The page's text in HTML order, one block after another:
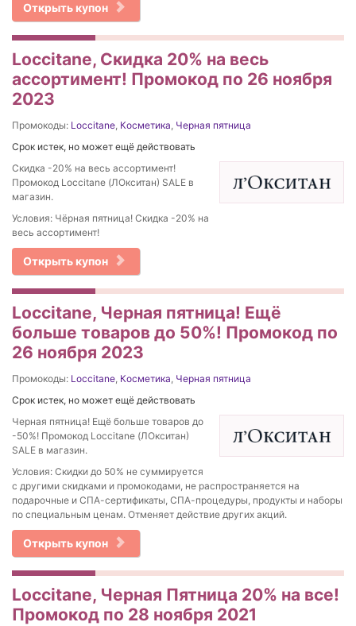
Открыть купон
Loccitane, Скидка 20% на весь
ассортимент! Промокод по 26 ноября
2023
Промокоды: Loccitane, Косметика, Черная пятница
Срок истек, но может ещё действовать
Скидка -20% на весь ассортимент!
Промокод Loccitane (ЛОкситан) SALE в
магазин.
Условия: Чёрная пятница! Скидка -20% на
весь ассортимент!
Открыть купон
Loccitane, Черная пятница! Ещё
больше товаров до 50%! Промокод по
26 ноября 2023
Промокоды: Loccitane, Косметика, Черная пятница
Срок истек, но может ещё действовать
Черная пятница! Ещё больше товаров до
-50%! Промокод Loccitane (ЛОкситан)
SALE в магазин.
Условия: Скидки до 50% не суммируется
с другими скидками и промокодами, не распространяется на
подарочные и СПА-сертификаты, СПА-процедуры, продукты и наборы
по специальным ценам. Отменяет действие других акций.
Открыть купон
Loccitane, Черная Пятница 20% на все!
Промокод по 28 ноября 2021